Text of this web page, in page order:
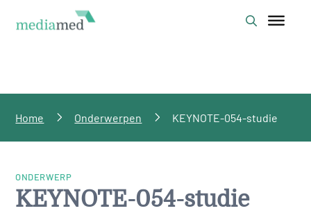
Home Onderwerpen KEYNOTE-054-studie
ONDERWERP
KEYNOTE-054-studie